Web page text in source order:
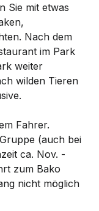
Sie mit etwas
Nach dem
im Park
weiter
wilden Tieren
Fahrer.
(auch bei
ca. Nov. -
zum Bako
nicht möglich